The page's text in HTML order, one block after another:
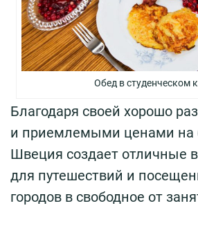
Обед в студенческом
Благодаря своей хорошо
и приемлемыми ценами на
Швеция создает отличные
для путешествий и
городов в свободное от